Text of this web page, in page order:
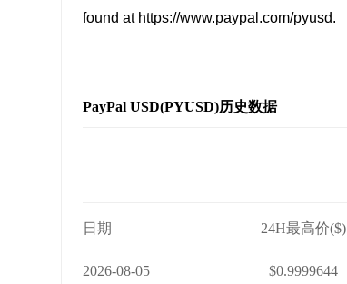
found at https://www.paypal.com/pyusd.
PayPal USD(PYUSD)历史数据
日期 24H最高价($)
2026-08-05 $0.9999644